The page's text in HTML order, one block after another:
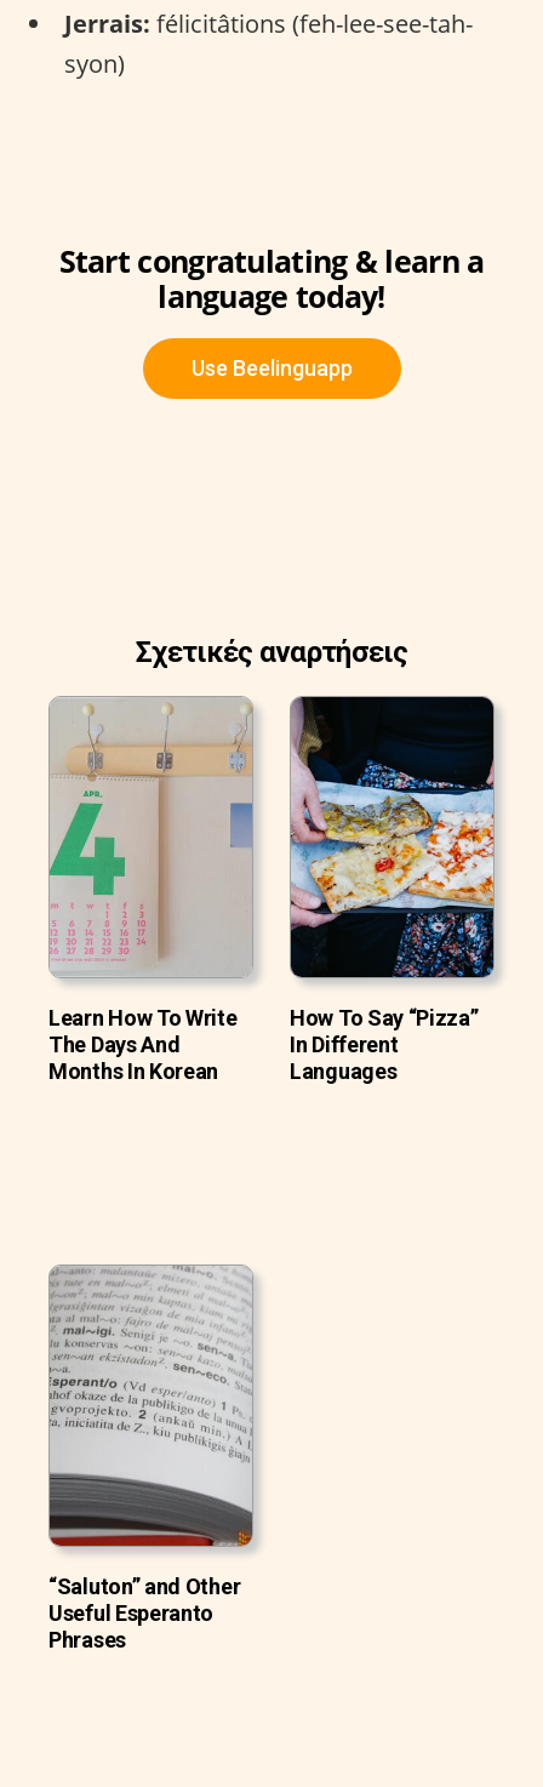
Jerrais: félicitâtions (feh-lee-see-tah-
syon)
Start congratulating & learn a
language today!
Use Beelinguapp
Σχετικές αναρτήσεις
Learn How To Write
The Days And
Months In Korean
How To Say “Pizza”
In Different
Languages
“Saluton” and Other
Useful Esperanto
Phrases